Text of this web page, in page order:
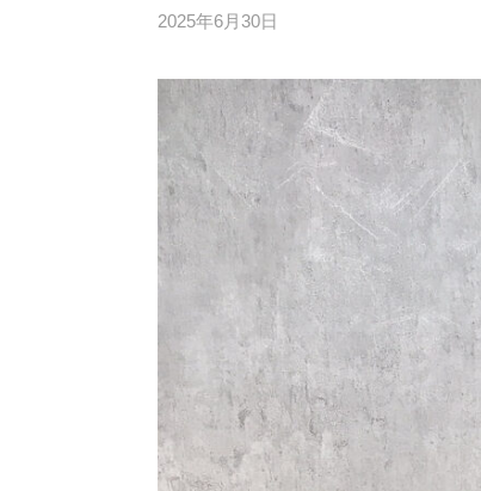
2025年6月30日